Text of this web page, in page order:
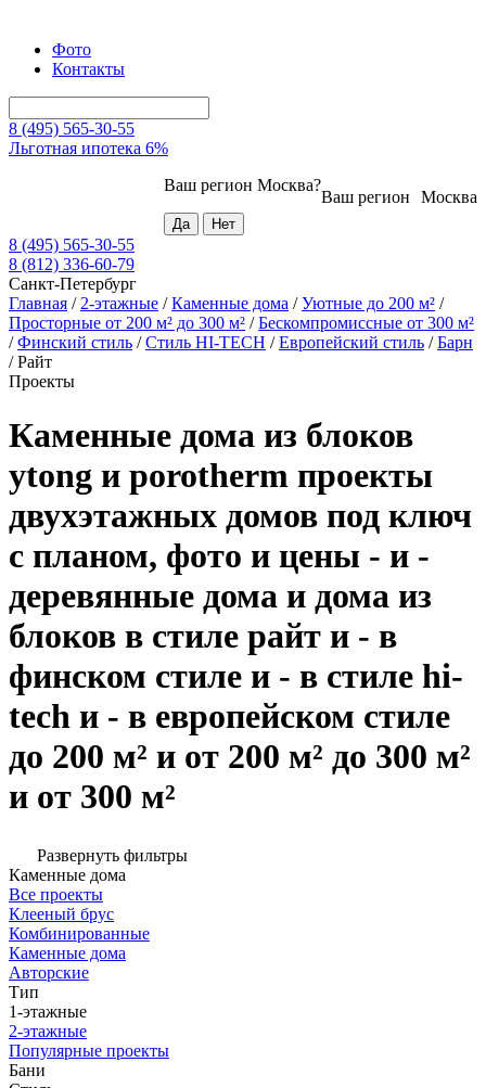
Фото
Контакты
8 (495) 565-30-55
Льготная ипотека 6%
Москва
Ваш регион
Ваш регион Москва?
8 (495) 565-30-55
8 (812) 336-60-79
Санкт-Петербург
Главная / 2-этажные /Каменные дома /Уютные до 200 м² /
Просторные от 200 м² до 300 м² /Бескомпромиссные от 300 м²
/Финский стиль /Стиль HI-TECH /Европейский стиль /Барн
/Райт
Проекты
Каменные дома из блоков
ytong и porotherm проекты
двухэтажных домов под ключ
с планом, фото и цены - и -
деревянные дома и дома из
блоков в стиле райт и - в
финском стиле и - в стиле hi-
tech и - в европейском стиле
до 200 м² и от 200 м² до 300 м²
и от 300 м²
Развернуть фильтры
Каменные дома
Все проекты
Клееный брус
Комбинированные
Каменные дома
Авторские
Тип
1-этажные
2-этажные
Популярные проекты
Бани